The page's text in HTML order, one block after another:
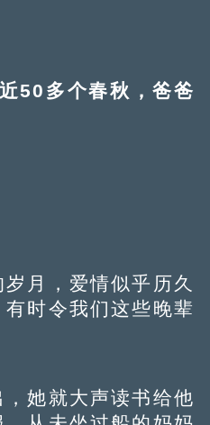
多个春秋，爸爸
月，爱情似乎历久
时令我们这些晚辈
她就大声读书给他